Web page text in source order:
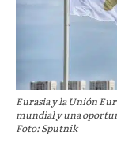
Eurasia y la Unión
mundial y una
Foto: Sputnik